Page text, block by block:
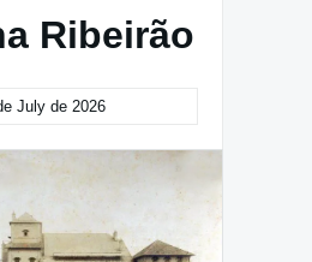
Ribeirão
July de 2026